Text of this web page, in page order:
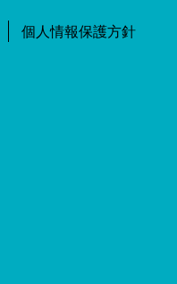
個人情報保護方針